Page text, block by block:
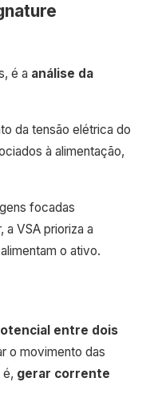
é a análise da
da tensão elétrica do
à alimentação,
focadas
VSA prioriza a
o ativo.
entre dois
o movimento das
gerar corrente